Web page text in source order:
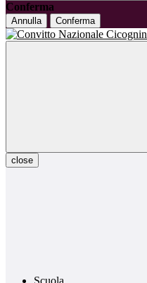
Conferma
Annulla Conferma
close